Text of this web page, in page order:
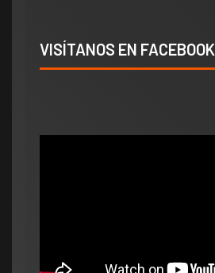
VISÍTANOS EN FACEBOOK